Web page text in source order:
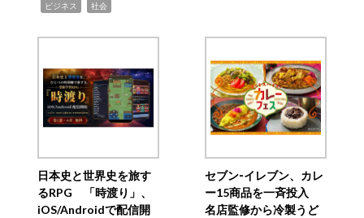
ビジネス 社会
日本史と世界史を旅す
るRPG 「時渡り」、
iOS/Androidで配信開
セブン‐イレブン、カレ
ー15商品を一斉投入
名店監修から冷製うど